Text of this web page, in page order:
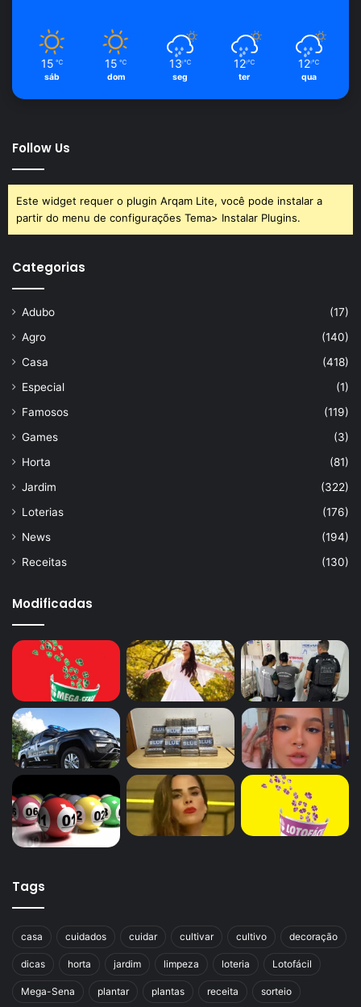
15 ℃
sáb
15 ℃
dom
13 ℃
seg
12 ℃
ter
12 ℃
qua
Follow Us
Este widget requer o plugin Arqam Lite, você pode instalar a
partir do menu de configurações Tema> Instalar Plugins.
Categorias
Adubo
(17)
Agro
(140)
Casa
(418)
Especial
(1)
Famosos
(119)
Games
(3)
Horta
(81)
Jardim
(322)
Loterias
(176)
News
(194)
Receitas
(130)
Modificadas
Tags
casa cuidados cuidar cultivar cultivo decoração
dicas horta jardim limpeza loteria Lotofácil
Mega-Sena plantar plantas receita sorteio